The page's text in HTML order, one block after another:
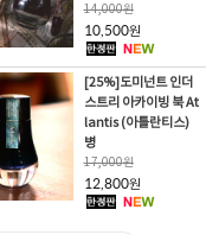
14,000원
10,500원
[25%]도미넌트 인더
스트리 아카이빙 북 At
lantis (아틀란티스)
병
17,000원
12,800원